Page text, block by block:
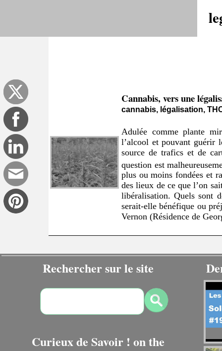
Cannabis, vers une
cannabis, légalisation,
Adulée comme plante
l’alcool et pouvant guérir
source de trafics et de
question est
plus ou moins fondées et
des lieux de ce que l’on
libéralisation. Quels sont
serait-elle bénéfique ou
Vernon (Résidence de
Rechercher sur le site
Curieux de Savoir ! on the